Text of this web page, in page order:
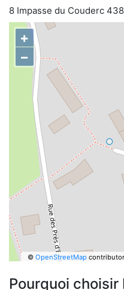
8 Impasse du Couderc
+
−
© OpenStreetMap
Pourquoi choisir